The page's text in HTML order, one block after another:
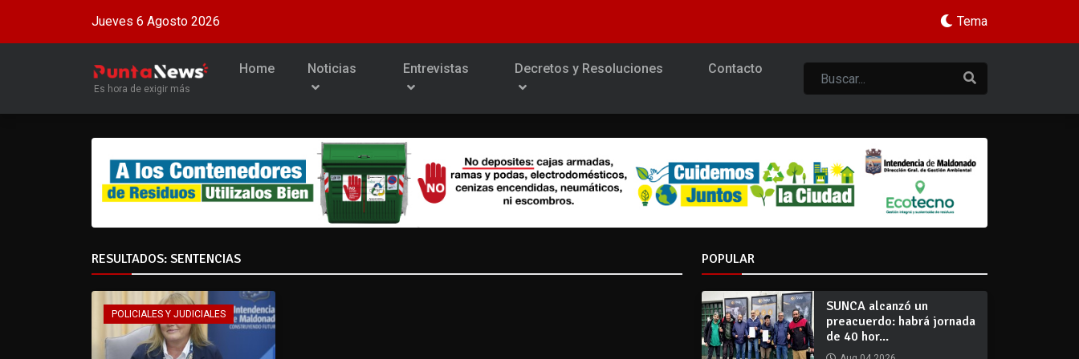
Jueves 6 Agosto 2026 Tema
Es hora de exigir más
Home Noticias Entrevistas Decretos y Resoluciones Contacto
RESULTADOS: SENTENCIAS
POLICIALES Y JUDICIALES
POPULAR
SUNCA alcanzó un
preacuerdo: habrá jornada
de 40 hor...